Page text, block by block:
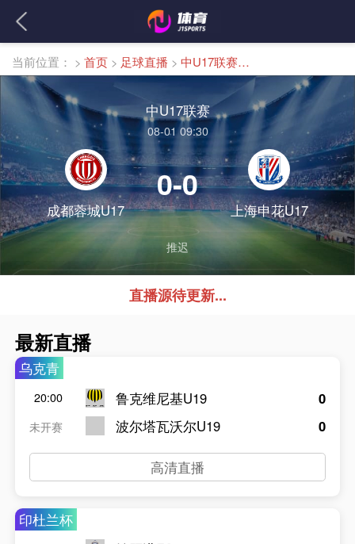
当前位置： > 首页 > 足球直播 > 中U17联赛直播
中U17联赛
08-01 09:30
成都蓉城U17
0-0
上海申花U17
推迟
直播源待更新...
最新直播
乌克青
20:00
未开赛
鲁克维尼基U19
波尔塔瓦沃尔U19
0
0
高清直播
印杜兰杯